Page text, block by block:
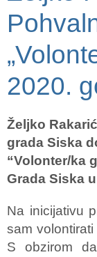
2020.
Željko
grada Siska
“Volonter/ka
Grada Siska
Na inicijativu
sam
S obzirom